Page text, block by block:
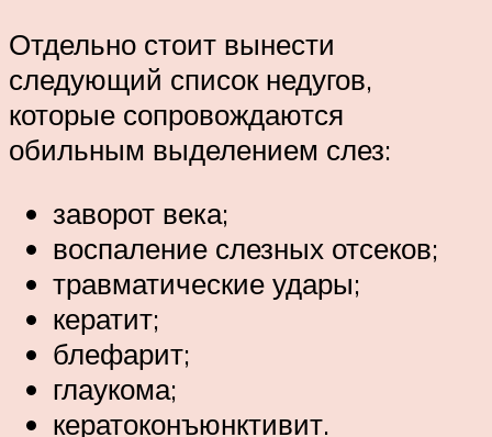
Отдельно стоит вынести
следующий список недугов,
которые сопровождаются
обильным выделением слез:
заворот века;
воспаление слезных отсеков;
травматические удары;
кератит;
блефарит;
глаукома;
кератоконъюнктивит.